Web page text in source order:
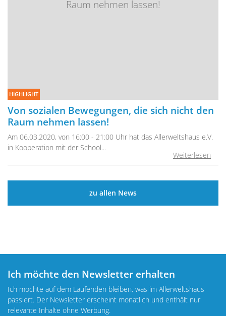
HIGHLIGHT
Von sozialen Bewegungen, die sich nicht den
Raum nehmen lassen!
Am 06.03.2020, von 16:00 - 21:00 Uhr hat das Allerweltshaus e.V.
in Kooperation mit der School...
Weiterlesen
zu allen News
Ich möchte den Newsletter erhalten
Ich möchte auf dem Laufenden bleiben, was im Allerweltshaus
passiert. Der Newsletter erscheint monatlich und enthält nur
relevante Inhalte ohne Werbung.